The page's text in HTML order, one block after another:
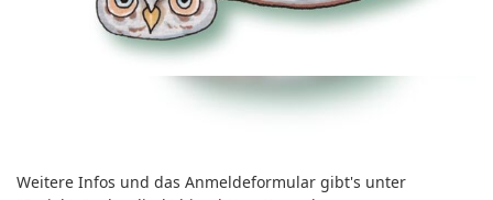
Weitere Infos und das Anmeldeformular gibt's unter